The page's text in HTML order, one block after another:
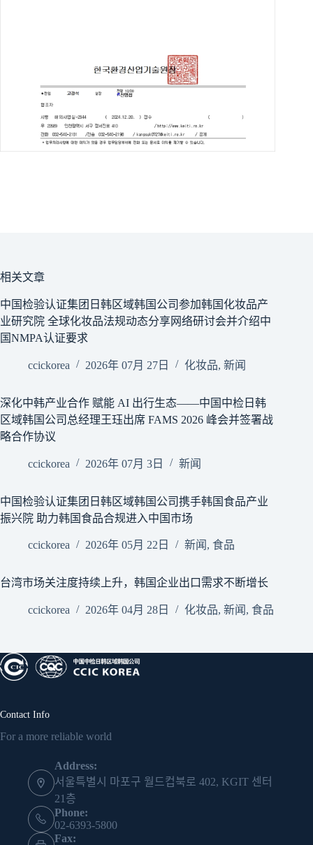
相关文章
中国检验认证集团日韩区域韩国公司参加韩国化妆品产
业研究院 全球化妆品法规动态分享网络研讨会并介绍中
国NMPA认证要求
ccickorea 2026年 07月 27日 化妆品, 新闻
深化中韩产业合作 赋能 AI 出行生态——中国中检日韩
区域韩国公司总经理王珏出席 FAMS 2026 峰会并签署战
略合作协议
ccickorea 2026年 07月 3日 新闻
中国检验认证集团日韩区域韩国公司携手韩国食品产业
振兴院 助力韩国食品合规进入中国市场
ccickorea 2026年 05月 22日 新闻 , 食品
台湾市场关注度持续上升，韩国企业出口需求不断增长
ccickorea 2026年 04月 28日 化妆品, 新闻 , 食品
Contact Info
For a more reliable world
Address:
서울특별시 마포구 월드컵북로 402, KGIT 센터
21층
Phone:
02-6393-5800
Fax: